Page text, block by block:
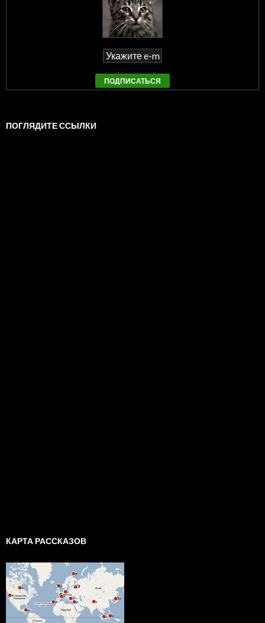
ПОГЛЯДИТЕ ССЫЛКИ
КАРТА РАССКАЗОВ